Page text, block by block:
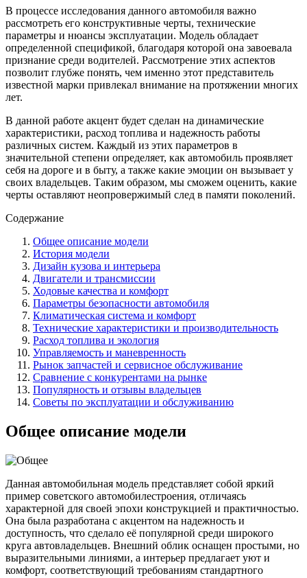
В процессе исследования данного автомобиля важно
рассмотреть его конструктивные черты, технические
параметры и нюансы эксплуатации. Модель обладает
определенной спецификой, благодаря которой она завоевала
признание среди водителей. Рассмотрение этих аспектов
позволит глубже понять, чем именно этот представитель
известной марки привлекал внимание на протяжении многих
лет.
В данной работе акцент будет сделан на динамические
характеристики, расход топлива и надежность работы
различных систем. Каждый из этих параметров в
значительной степени определяет, как автомобиль проявляет
себя на дороге и в быту, а также какие эмоции он вызывает у
своих владельцев. Таким образом, мы сможем оценить, какие
черты оставляют неопровержимый след в памяти поколений.
Содержание
Общее описание модели
История модели
Дизайн кузова и интерьера
Двигатели и трансмиссии
Ходовые качества и комфорт
Параметры безопасности автомобиля
Климатическая система и комфорт
Технические характеристики и производительность
Расход топлива и экология
Управляемость и маневренность
Рынок запчастей и сервисное обслуживание
Сравнение с конкурентами на рынке
Популярность и отзывы владельцев
Советы по эксплуатации и обслуживанию
Общее описание модели
Данная автомобильная модель представляет собой яркий
пример советского автомобилестроения, отличаясь
характерной для своей эпохи конструкцией и практичностью.
Она была разработана с акцентом на надежность и
доступность, что сделало её популярной среди широкого
круга автовладельцев. Внешний облик оснащен простыми, но
выразительными линиями, а интерьер предлагает уют и
комфорт, соответствующий требованиям стандартного